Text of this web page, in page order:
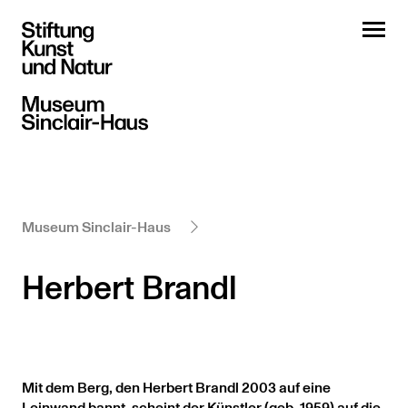
Museum Sinclair-Haus
Herbert Brandl
Mit dem Berg, den Herbert Brandl 2003 auf eine